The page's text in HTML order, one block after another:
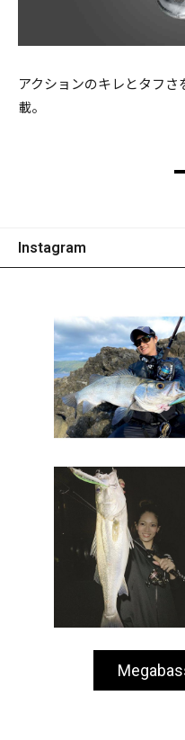
アクションのキレとタフ
載。
Instagram